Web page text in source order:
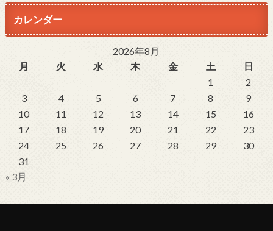
カレンダー
2026年8月
月
火 水 木 金 土
日
1
2
3
4 5 6 7 8
9
10
11 12 13 14 15
16
17
18 19 20 21 22
23
24
25 26 27 28 29
30
31
« 3月